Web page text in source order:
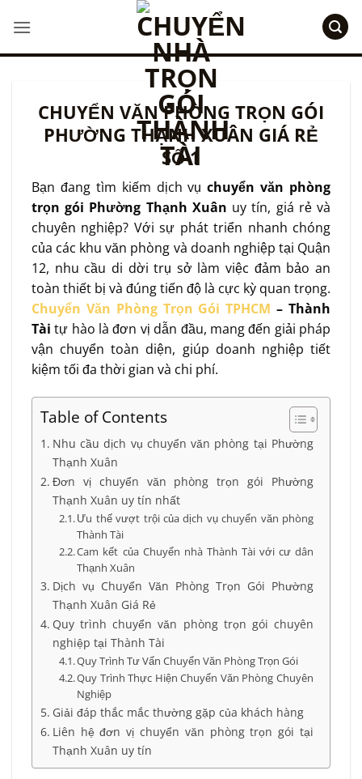
qua
nội
CHUYỂN VĂN PHÒNG TRỌN GÓI
PHƯỜNG THẠNH XUÂN GIÁ RẺ
SỐ 1
Bạn đang tìm kiếm dịch vụchuyển văn phòng
trọn gói Phường Thạnh Xuân uy tín, giá rẻ và
chuyên nghiệp? Với sự phát triển nhanh chóng
của các khu văn phòng và doanh nghiệp tại Quận
12, nhu cầu di dời trụ sở làm việc đảm bảo an
toàn thiết bị và đúng tiến độ là cực kỳ quan trọng.
Chuyển Văn Phòng Trọn Gói TPHCM – Thành
Tài tự hào là đơn vị dẫn đầu, mang đến giải pháp
vận chuyển toàn diện, giúp doanh nghiệp tiết
kiệm tối đa thời gian và chi phí.
Table of Contents
Nhu cầu dịch vụ chuyển văn phòng tại Phường
Thạnh Xuân
Đơn vị chuyển văn phòng trọn gói Phường
Thạnh Xuân uy tín nhất
Ưu thế vượt trội của dịch vụ chuyển văn phòng
Thành Tài
Cam kết của Chuyển nhà Thành Tài với cư dân
Thạnh Xuân
Dịch vụ Chuyển Văn Phòng Trọn Gói Phường
Thạnh Xuân Giá Rẻ
Quy trình chuyển văn phòng trọn gói chuyên
nghiệp tại Thành Tài
Quy Trình Tư Vấn Chuyển Văn Phòng Trọn Gói
Quy Trình Thực Hiện Chuyển Văn Phòng Chuyên
Nghiệp
Giải đáp thắc mắc thường gặp của khách hàng
Liên hệ đơn vị chuyển văn phòng trọn gói tại
Thạnh Xuân uy tín